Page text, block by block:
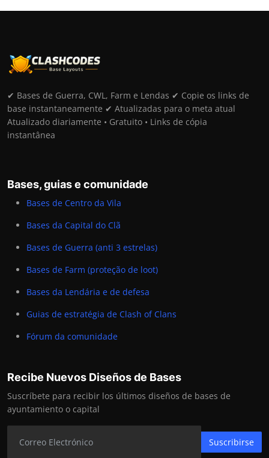
✔ Bases de Guerra, CWL, Farm e Lendas ✔ Copie os links de
base instantaneamente ✔ Atualizadas para o meta atual
Atualizado diariamente • Gratuito • Links de cópia
instantânea
Bases, guias e comunidade
Bases de Centro da Vila
Bases da Capital do Clã
Bases de Guerra (anti 3 estrelas)
Bases de Farm (proteção de loot)
Bases da Lendária e de defesa
Guias de estratégia de Clash of Clans
Fórum da comunidade
Recibe Nuevos Diseños de Bases
Suscríbete para recibir los últimos diseños de bases de
ayuntamiento o capital
Suscribirse